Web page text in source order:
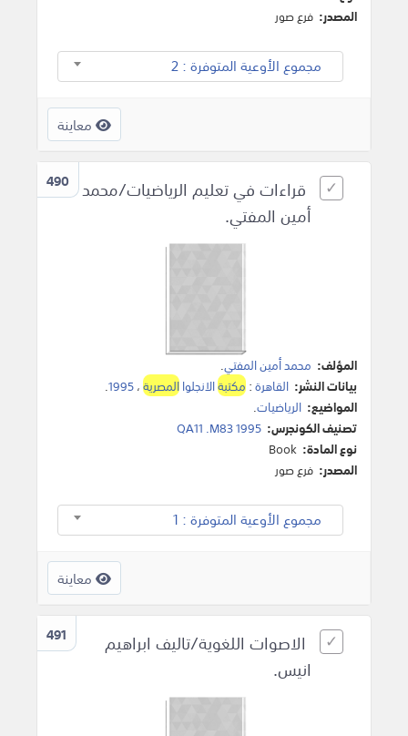
المصدر: فرع صور
مجموع الأوعية المتوفرة : 2
معاينة
490 قراءات في تعليم الرياضيات/محمد
أمين المفتي.
المؤلف: محمد أمين المفتي.
بيانات النشر: القاهرة:مكتبةالانجلواالمصرية،1995
.
المواضيع: الرياضيات.
تصنيف الكونجرس: QA11 .M83 1995
نوع المادة: Book
المصدر: فرع صور
مجموع الأوعية المتوفرة : 1
معاينة
491
الاصوات اللغوية/تاليف ابراهيم
انيس.